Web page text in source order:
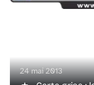
24 mai 2013